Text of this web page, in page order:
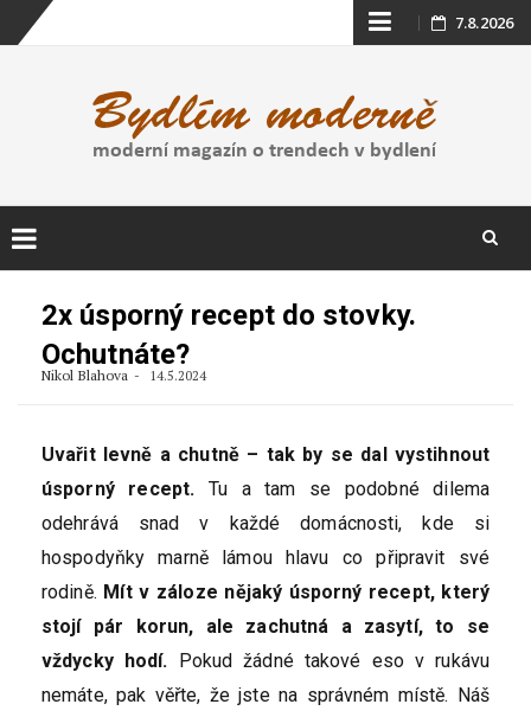
Skip
content
7.8.2026
2x úsporný recept do stovky.
Ochutnáte?
Nikol Blahova 14.5.2024
Uvařit levně a chutně – tak by se dal vystihnout
úsporný recept. Tu a tam se podobné dilema
odehrává snad v každé domácnosti, kde si
hospodyňky marně lámou hlavu co připravit své
rodině. Mít v záloze nějaký úsporný recept, který
stojí pár korun, ale zachutná a zasytí, to se
vždycky hodí. Pokud žádné takové eso v rukávu
nemáte, pak věřte, že jste na správném místě. Náš